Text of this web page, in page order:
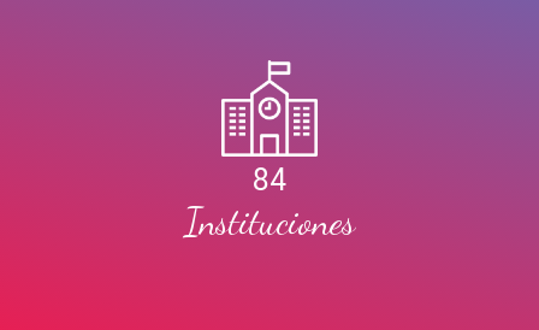
84
Instituciones